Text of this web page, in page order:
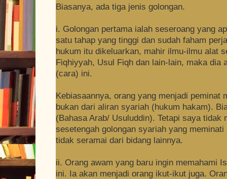
Biasanya, ada tiga jenis golongan.
i. Golongan pertama ialah seseroang yang
satu tahap yang tinggi dan sudah faham
hukum itu dikeluarkan, mahir ilmu-ilmu alat
Fiqhiyyah, Usul Fiqh dan lain-lain, maka dia
(cara) ini.
Kebiasaannya, orang yang menjadi peminat
bukan dari aliran syariah (hukum hakam).
(Bahasa Arab/ Usuluddin). Tetapi saya tidak
sesetengah golongan syariah yang
tidak seramai dari bidang lainnya.
ii. Orang awam yang baru ingin memahami
ini. Ia akan menjadi orang ikut-ikut juga.